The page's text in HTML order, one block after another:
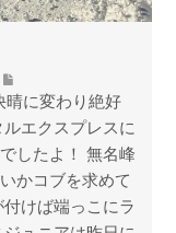
晴に変わり絶好
エクスプレスに
したよ！ 無名峰
かコブを求めて
けば端っこにラ